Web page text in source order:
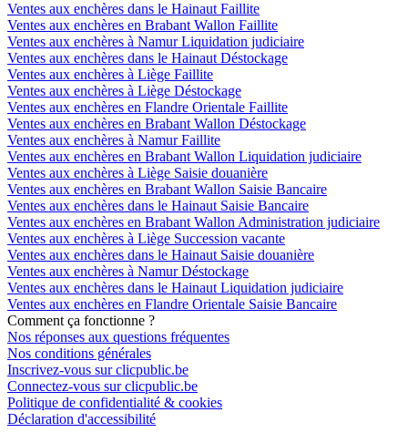
Ventes aux enchères dans le Hainaut Faillite
Ventes aux enchères en Brabant Wallon Faillite
Ventes aux enchères à Namur Liquidation judiciaire
Ventes aux enchères dans le Hainaut Déstockage
Ventes aux enchères à Liège Faillite
Ventes aux enchères à Liège Déstockage
Ventes aux enchères en Flandre Orientale Faillite
Ventes aux enchères en Brabant Wallon Déstockage
Ventes aux enchères à Namur Faillite
Ventes aux enchères en Brabant Wallon Liquidation judiciaire
Ventes aux enchères à Liège Saisie douanière
Ventes aux enchères en Brabant Wallon Saisie Bancaire
Ventes aux enchères dans le Hainaut Saisie Bancaire
Ventes aux enchères en Brabant Wallon Administration judiciaire
Ventes aux enchères à Liège Succession vacante
Ventes aux enchères dans le Hainaut Saisie douanière
Ventes aux enchères à Namur Déstockage
Ventes aux enchères dans le Hainaut Liquidation judiciaire
Ventes aux enchères en Flandre Orientale Saisie Bancaire
Comment ça fonctionne ?
Nos réponses aux questions fréquentes
Nos conditions générales
Inscrivez-vous sur clicpublic.be
Connectez-vous sur clicpublic.be
Politique de confidentialité & cookies
Déclaration d'accessibilité